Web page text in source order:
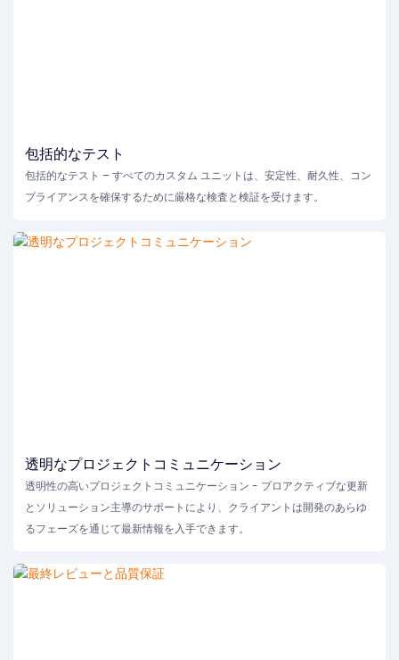
包括的なテスト
包括的なテスト – すべてのカスタム ユニットは、安定性、耐久性、コン
プライアンスを確保するために厳格な検査と検証を受けます。
透明なプロジェクトコミュニケーション
透明性の高いプロジェクトコミュニケーション - プロアクティブな更新
とソリューション主導のサポートにより、クライアントは開発のあらゆ
るフェーズを通じて最新情報を入手できます。